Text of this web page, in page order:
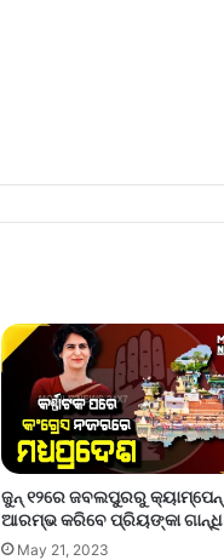
ଜୁନ୍‍ ୧୨ରେ ଜବଲପୁରରୁ କ୍ୟାମ୍ପେନ୍‍
ଆରମ୍ଭ କରିବେ ପ୍ରିୟଙ୍କା ଗାନ୍ଧି
May 21, 2023